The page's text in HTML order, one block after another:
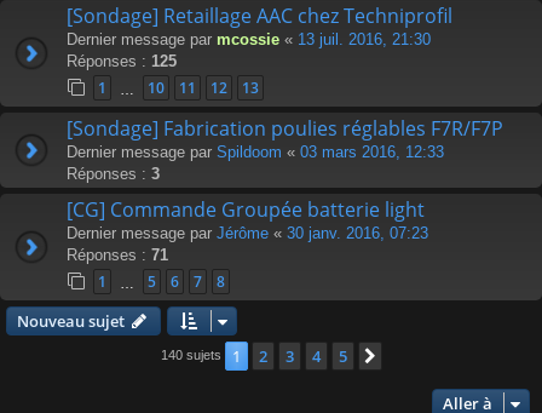
[Sondage] Retaillage AAC chez Techniprofil
Dernier message par mcossie « 13 juil. 2016, 21:30
Réponses : 125
1 10 11 12 13
[Sondage] Fabrication poulies réglables F7R/F7P
Dernier message par Spildoom « 03 mars 2016, 12:33
Réponses : 3
[CG] Commande Groupée batterie light
Dernier message par Jérôme « 30 janv. 2016, 07:23
Réponses : 71
1 5 6 7 8
Nouveau sujet
140 sujets 1 2 3 4 5
Aller à